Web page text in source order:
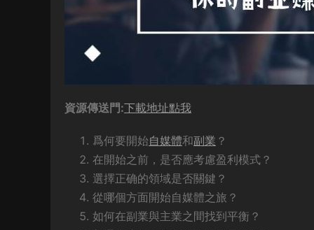
資源傳送門:下載地址點我
爲何要開始自媒體和副業 ？
在開始之前，是否應考慮盈利模式？
選擇正确的領域是否關鍵？
從哪個方面開始自媒體之旅？
如何在副業與主業之間找到平衡？